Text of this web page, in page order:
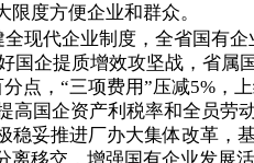
限度方便企业和群众。
现代企业制度，全省国有企
国企提质增效攻坚战，省属
点，“三项费用”压减5%，
高国企资产利税率和全员劳
稳妥推进厂办大集体改革，